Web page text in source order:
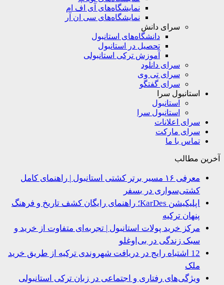
نمایشگاه‌های آی اف ام
نمایشگاه‌های سی ان آر
سرای دانش
دانشگاه‌های استانبول
تحصیل در استانبول
آموزش ترکی استانبولی
سرای دانلود
سرای تی وی
سرای گفتگو
استانبول سرا
استانبول
استانبول سرا
سرای اعلانات
سرای مارکت
تماس با ما
مطالب
معرفی ۱۶ مسیر برتر کشتی استانبول | راهنمای کامل
کشتی‌سواری در بسفر
اپلیکیشن KarDes؛ راهنمای رایگان کشف تاریخ و فرهنگ
پنهان ترکیه
مرکز خرید پولات استانبول | تجربه‌ای متفاوت از خرید و
سبک زندگی در بی‌اوغلو
12 اشتباه رایج در دریافت شهروندی ترکیه از طریق خرید
ویژگی‌های رفتاری و اجتماعی در زبان ترکی استانبولی